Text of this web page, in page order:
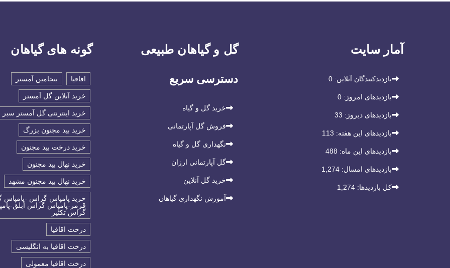
گونه های گیاهان
اقاقیا بنجامین آمستر
خرید آنلاین گل آمستر
خرید اینترنتی گل آمستر سبر
خرید بید مجنون بزرگ
خرید درخت بید مجنون
خرید نهال بید مجنون
خرید نهال بید مجنون مشهد
خرید پامپاس گراس -
قرمز-پامپاس گراس ابلق-
گراس تکثیر
درخت اقاقیا
درخت اقاقیا به انگلیسی
درخت اقاقیا معمولی
گل و گیاهان طبیعی
دسترسی سریع
خرید گل و گیاه
فروش گل آپارتمانی
نگهداری گل و گیاه
گل آپارتمانی ارزان
خرید گل آنلاین
آموزش نگهداری گیاهان
آمار سایت
بازدیدکنندگان آنلاین: 0
بازدیدهای امروز: 0
بازدیدهای دیروز: 33
بازدیدهای این هفته: 113
بازدیدهای این ماه: 488
بازدیدهای امسال: 1,274
کل بازدیدها: 1,274